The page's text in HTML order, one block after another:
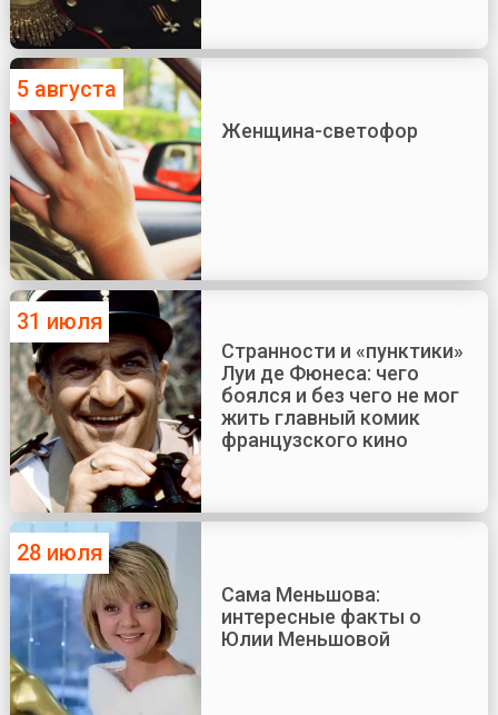
5 августа
Женщина-светофор
31 июля
Странности и «пунктики»
Луи де Фюнеса: чего
боялся и без чего не мог
жить главный комик
французского кино
28 июля
Сама Меньшова:
интересные факты о
Юлии Меньшовой